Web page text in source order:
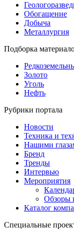
Обогащение
Добыча
Металлургия
Подборка
Золото
Уголь
Нефть
Рубрики портала
Новости
Техника и
Нашими
Бренд
Тренды
Интервью
Мероприятия
Обзоры
Каталог
Специальные